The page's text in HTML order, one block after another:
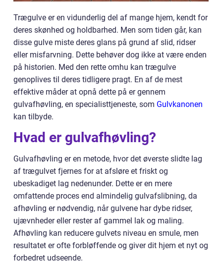
Trægulve er en vidunderlig del af mange hjem, kendt for
deres skønhed og holdbarhed. Men som tiden går, kan
disse gulve miste deres glans på grund af slid, ridser
eller misfarvning. Dette behøver dog ikke at være enden
på historien. Med den rette omhu kan trægulve
genoplives til deres tidligere pragt. En af de mest
effektive måder at opnå dette på er gennem
gulvafhøvling, en specialisttjeneste, som Gulvkanonen
kan tilbyde.
Hvad er gulvafhøvling?
Gulvafhøvling er en metode, hvor det øverste slidte lag
af trægulvet fjernes for at afsløre et friskt og
ubeskadiget lag nedenunder. Dette er en mere
omfattende proces end almindelig gulvafslibning, da
afhøvling er nødvendig, når gulvene har dybe ridser,
ujævnheder eller rester af gammel lak og maling.
Afhøvling kan reducere gulvets niveau en smule, men
resultatet er ofte forbløffende og giver dit hjem et nyt og
forbedret udseende.